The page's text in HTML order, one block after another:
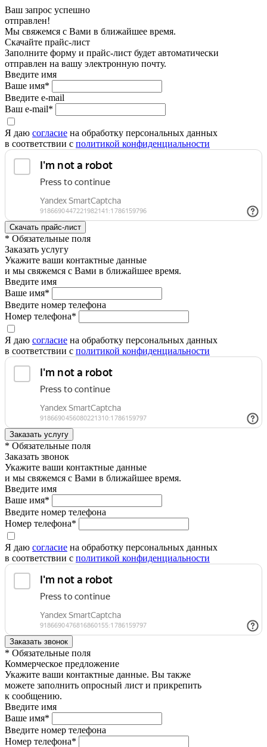
Ваш запрос успешно
отправлен!
Мы свяжемся с Вами в ближайшее время.
Скачайте прайс-лист
Заполните форму и прайс-лист будет автоматически
отправлен на вашу электронную почту.
Введите имя
Ваше имя*
Введите e-mail
Ваш e-mail*
Я даю согласие на обработку персональных данных
в соответствии с политикой конфиденциальности
* Обязательные поля
Заказать услугу
Укажите ваши контактные данные
и мы свяжемся с Вами в ближайшее время.
Введите имя
Ваше имя*
Введите номер телефона
Номер телефона*
Я даю согласие на обработку персональных данных
в соответствии с политикой конфиденциальности
* Обязательные поля
Заказать звонок
Укажите ваши контактные данные
и мы свяжемся с Вами в ближайшее время.
Введите имя
Ваше имя*
Введите номер телефона
Номер телефона*
Я даю согласие на обработку персональных данных
в соответствии с политикой конфиденциальности
* Обязательные поля
Коммерческое предложение
Укажите ваши контактные данные. Вы также
можете заполнить опросный лист и прикрепить
к сообщению.
Введите имя
Ваше имя*
Введите номер телефона
Номер телефона*